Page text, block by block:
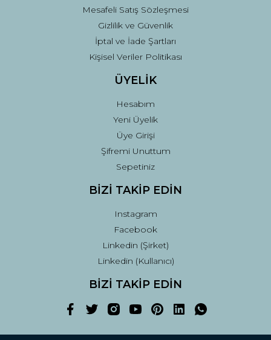
Mesafeli Satış Sözleşmesi
Gizlilik ve Güvenlik
İptal ve İade Şartları
Kişisel Veriler Politikası
ÜYELİK
Hesabım
Yeni Üyelik
Üye Girişi
Şifremi Unuttum
Sepetiniz
BİZİ TAKİP EDİN
Instagram
Facebook
Linkedin (Şirket)
Linkedin (Kullanıcı)
BİZİ TAKİP EDİN